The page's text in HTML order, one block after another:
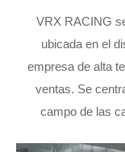
VRX RACING
ubicada en el
empresa de alta
ventas. Se
campo de las